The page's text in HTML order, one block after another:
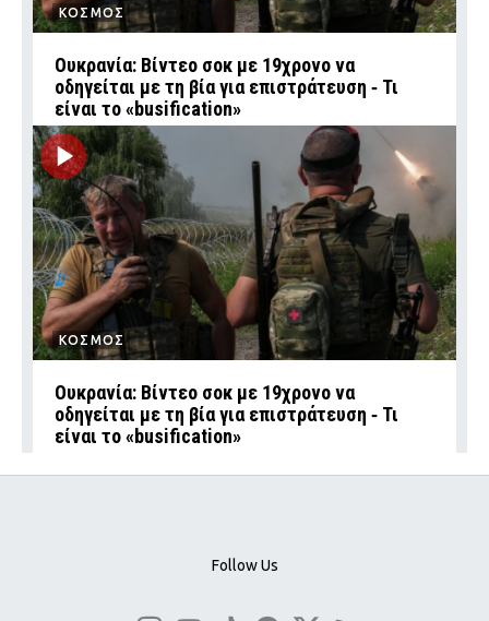
ΚΟΣΜΟΣ
Ουκρανία: Βίντεο σοκ με 19χρονο να
οδηγείται με τη βία για επιστράτευση ‑ Τι
είναι το «busification»
ΚΟΣΜΟΣ
Ουκρανία: Βίντεο σοκ με 19χρονο να
οδηγείται με τη βία για επιστράτευση ‑ Τι
είναι το «busification»
Follow Us